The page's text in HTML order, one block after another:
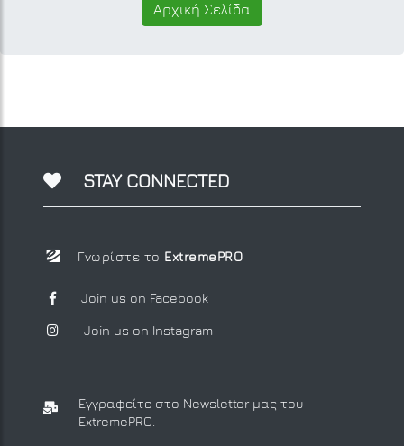
Αρχική Σελίδα
STAY CONNECTED
Γνωρίστε το ExtremePRO
Join us on Facebook
Join us on Instagram
Εγγραφείτε στο Newsletter μας του
ExtremePRO.